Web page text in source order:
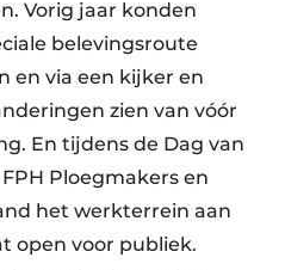
Vorig jaar konden
belevingsroute
en via een kijker en
zien van vóór
En tijdens de Dag van
Ploegmakers en
het werkterrein aan
open voor publiek.